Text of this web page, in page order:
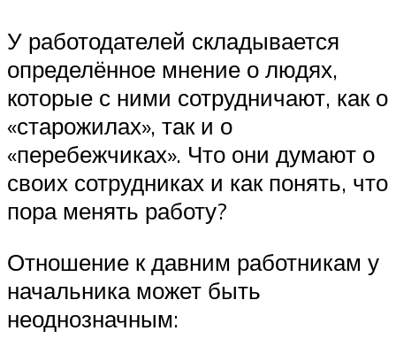
У работодателей складывается
определённое мнение о людях,
которые с ними сотрудничают, как о
«старожилах», так и о
«перебежчиках». Что они думают о
своих сотрудниках и как понять, что
пора менять работу?
Отношение к давним работникам у
начальника может быть
неоднозначным: